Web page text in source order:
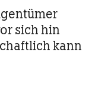
sich hin
kann